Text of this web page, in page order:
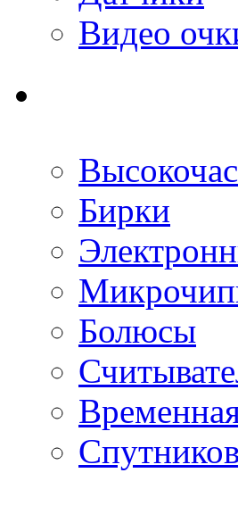
Видео
Бирки
Болюсы